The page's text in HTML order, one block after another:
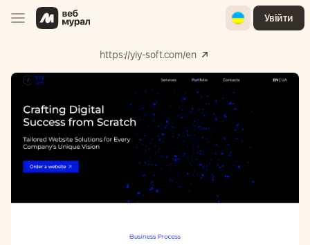
UkrainianУвійти
https://yiy-soft.com/en